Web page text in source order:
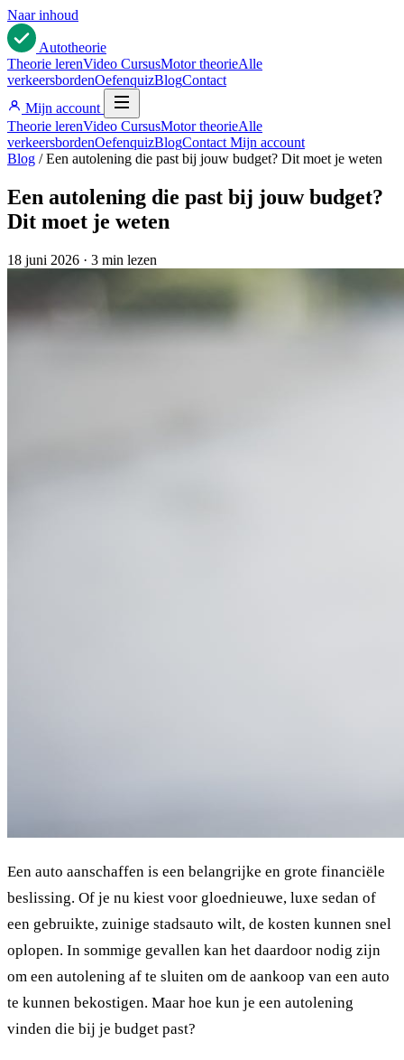
Naar inhoud
Autotheorie
Theorie lerenVideo CursusMotor theorieAlle
verkeersbordenOefenquizBlogContact
Mijn account
Theorie lerenVideo CursusMotor theorieAlle
verkeersbordenOefenquizBlogContact Mijn account
Blog / Een autolening die past bij jouw budget? Dit moet je weten
Een autolening die past bij jouw budget?
Dit moet je weten
18 juni 2026 · 3 min lezen
Een auto aanschaffen is een belangrijke en grote financiële
beslissing. Of je nu kiest voor gloednieuwe, luxe sedan of
een gebruikte, zuinige stadsauto wilt, de kosten kunnen snel
oplopen. In sommige gevallen kan het daardoor nodig zijn
om een autolening af te sluiten om de aankoop van een auto
te kunnen bekostigen. Maar hoe kun je een autolening
vinden die bij je budget past?